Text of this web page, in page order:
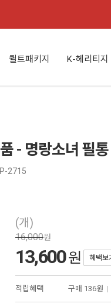
퀼트패키지 K-헤리티지
- 명랑소녀 필통
2715
(개)
16,000원
13,600원 혜택보
적립혜택 구매 136원 |